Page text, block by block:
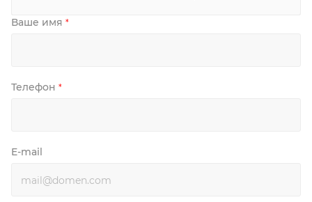
Ваше имя *
Телефон *
E-mail